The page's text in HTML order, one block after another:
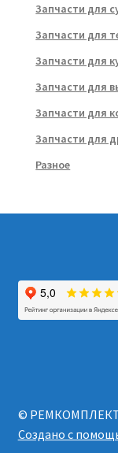
Запчасти для
Запчасти для
Запчасти для
Запчасти для
Запчасти для
Запчасти для
Разное
© РЕМКОМПЛЕКТ
Создано с